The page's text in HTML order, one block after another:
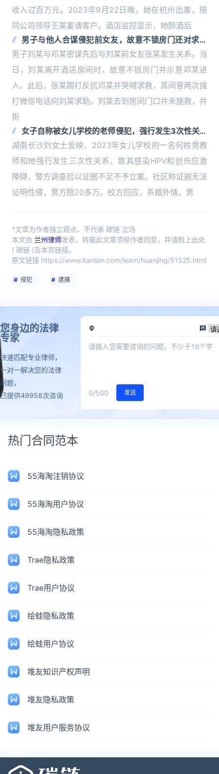
收入过百万元。2023年9月22日晚，她在杭州出差，陪
同公司领导王某宴请客户。酒店监控显示，她醉酒后
男子与他人合谋侵犯前女友，故意不锁房门还对求救
置之不理
男子刘某与邓某密谋先后与刘某前女友张某发生关系。当
日，刘某离开酒店房间时，故意不锁房门并示意邓某进
入。此后，张某踢打反抗邓某并哭喊求救，其间曾两次拨
打微信电话向刘某求助。刘某去到房间门口并未施救，并
拒
女子自称被女儿学校的老师侵犯，强行发生3次性关系
感染HPV
湖南长沙刘女士反映，2023年女儿学校的一名何姓男教
师和她强行发生三次性关系，致其感染HPV和创伤应激
障碍，警方调查后以证据不足不予立案。社区称证据无法
证明性侵，男方赔20多万。校方回应，系婚外情，男
*文章为作者独立观点，不代表 碳链 立场
本文由 兰州律师发表，转载此文章须经作者同意，并请附上出处
( 碳链 )及本页链接。
原文链接 https://www.itanlian.com/learn/huanjing/51525.html
侵犯 逮捕
您身边的法律
专家
快速匹配专业律师，
一对一解决您的法律
问题，
已提供49958次咨询
0/500 发送
热门合同范本
55海淘注销协议
55海淘用户协议
55海淘隐私政策
Trae隐私政策
Trae用户协议
绘蛙隐私政策
绘蛙用户协议
堆友知识产权声明
堆友隐私政策
堆友用户服务协议